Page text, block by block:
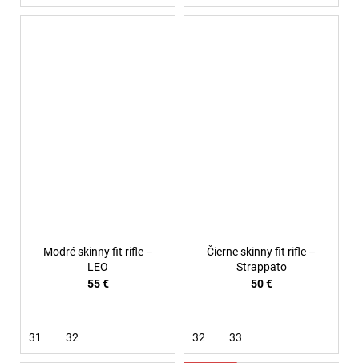
Modré skinny fit rifle –
LEO
55 €
31 32
Čierne skinny fit rifle –
Strappato
50 €
32 33